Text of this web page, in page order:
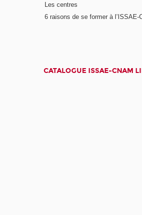
Les centres
6 raisons de se former à l’ISSAE-
CATALOGUE ISSAE-CNAM